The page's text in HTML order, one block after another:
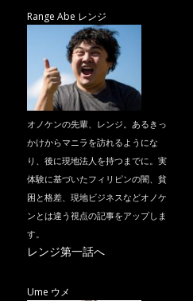
Range Abe レンジ
オノケンの先輩、レンジ。あるきっ
かけからマニラを訪れるようにな
り、後に現地法人を持つまでに。実
体験に基づいたフィリピンの闇、貧
困と格差、現地ビジネスなどオノケ
ンとは違う視点の記事をアップしま
す。
レンジ第一話へ
Ume ウメ